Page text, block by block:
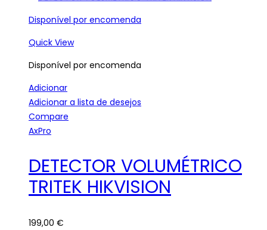
Disponível por encomenda
Quick View
Disponível por encomenda
Adicionar
Adicionar a lista de desejos
Compare
AxPro
DETECTOR VOLUMÉTRICO
TRITEK HIKVISION
199,00 €